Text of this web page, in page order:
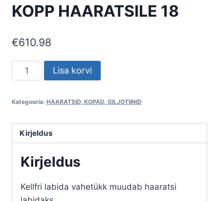
KOPP HAARATSILE 18
€610.98
KOPP
HAARATSILE
kogus
Lisa korvi
Kategooria: HAARATSID, KOPAD, GILJOTIINID
Kirjeldus
Kirjeldus
Kellfri labida vahetükk muudab haaratsi